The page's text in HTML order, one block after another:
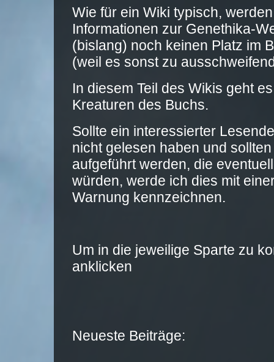
Wie für ein Wiki typisch,
Informationen zur Genethika-
(bislang) noch keinen Platz im
(weil es sonst zu
In diesem Teil des Wikis geht
Kreaturen des Buchs.
Sollte ein interessierter
nicht gelesen haben und
aufgeführt werden, die
würden, werde ich dies mit
Warnung kennzeichnen.
Um in die jeweilige Sparte zu
anklicken
Neueste Beiträge: